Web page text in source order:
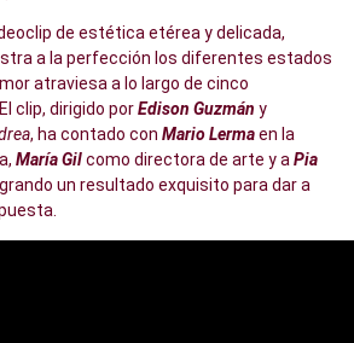
de estética etérea y delicada,
a la perfección los diferentes estados
atraviesa a lo largo de cinco
clip, dirigido porEdison Guzmán y
, ha contado con Mario Lermaen la
María Gilcomo directora de arte y a Pia
un resultado exquisito para dar a